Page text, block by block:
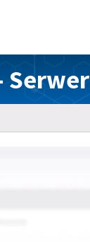
Serwer